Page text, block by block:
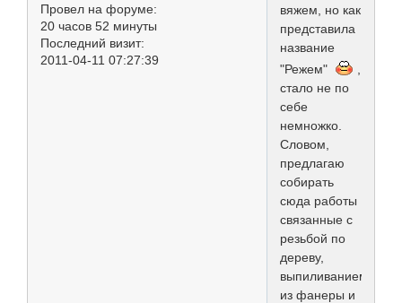
Провел на форуме:
20 часов 52 минуты
Последний визит:
2011-04-11 07:27:39
вяжем, но как
представила
название
"Режем"
стало не по
себе
немножко.
Словом,
предлагаю
собирать
сюда работы
связанные с
резьбой по
дереву,
выпиливанием
из фанеры и